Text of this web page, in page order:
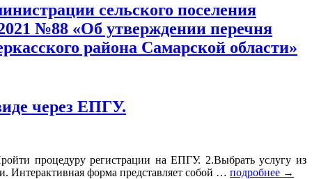
сельского поселения
№88 «Об утверждении перечня
района Самарской области»
через ЕПГУ.
процедуру регистрации на ЕПГУ. 2.Выбрать услугу из
Интерактивная форма представляет собой … подробнее →